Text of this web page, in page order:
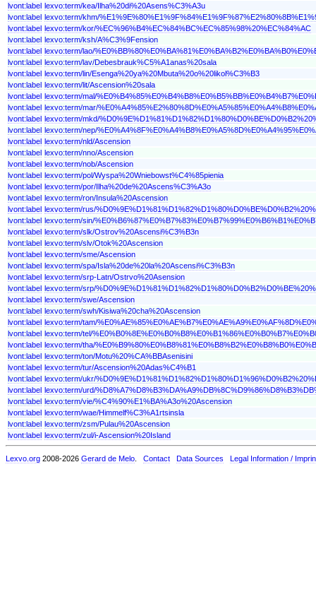
lvont:label lexvo:term/kea/Ilha%20di%20Asens%C3%A3u
lvont:label lexvo:term/khm/
lvont:label lexvo:term/kor/%EC%96%B4%EC%84%BC%EC%85%98%20%EC%84%AC
lvont:label lexvo:term/ksh/A%C3%9Fension
lvont:label lexvo:term/lao/
lvont:label lexvo:term/lav/Debesbrauk%C5%A1anas%20sala
lvont:label lexvo:term/lin/Esenga%20ya%20Mbuta%20o%20likol%C3%B3
lvont:label lexvo:term/lit/Ascension%20sala
lvont:label lexvo:term/mal/
lvont:label lexvo:term/mar/
lvont:label lexvo:term/mkd/
lvont:label lexvo:term/nep/
lvont:label lexvo:term/nld/Ascension
lvont:label lexvo:term/nno/Ascension
lvont:label lexvo:term/nob/Ascension
lvont:label lexvo:term/pol/Wyspa%20Wniebowst%C4%85pienia
lvont:label lexvo:term/por/Ilha%20de%20Ascens%C3%A3o
lvont:label lexvo:term/ron/Insula%20Ascension
lvont:label lexvo:term/rus/
lvont:label lexvo:term/sin/
lvont:label lexvo:term/slk/Ostrov%20Ascensi%C3%B3n
lvont:label lexvo:term/slv/Otok%20Ascension
lvont:label lexvo:term/sme/Ascension
lvont:label lexvo:term/spa/Isla%20de%20la%20Ascensi%C3%B3n
lvont:label lexvo:term/srp-Latn/Ostrvo%20Asension
lvont:label lexvo:term/srp/
lvont:label lexvo:term/swe/Ascension
lvont:label lexvo:term/swh/Kisiwa%20cha%20Ascension
lvont:label lexvo:term/tam/
lvont:label lexvo:term/tel/
lvont:label lexvo:term/tha/
lvont:label lexvo:term/ton/Motu%20%CA%BBAsenisini
lvont:label lexvo:term/tur/Ascension%20Adas%C4%B1
lvont:label lexvo:term/ukr/
lvont:label lexvo:term/urd/
lvont:label lexvo:term/vie/%C4%90%E1%BA%A3o%20Ascension
lvont:label lexvo:term/wae/Himmelf%C3%A1rtsinsla
lvont:label lexvo:term/zsm/Pulau%20Ascension
lvont:label lexvo:term/zul/i-Ascension%20Island
Lexvo.org 2008-2026 Gerard de Melo Contact Data Sources Legal Information /